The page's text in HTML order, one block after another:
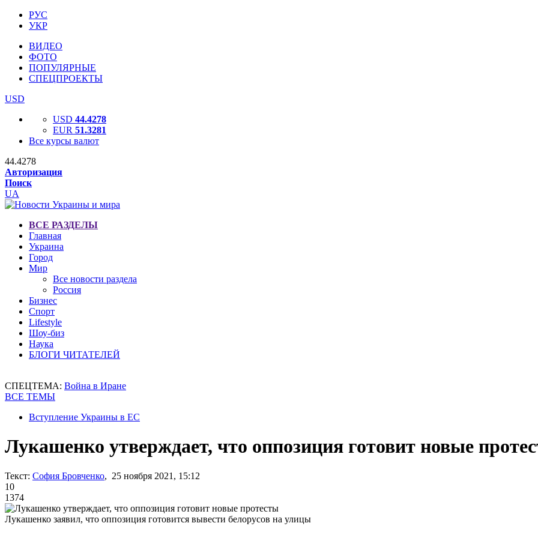
РУС
УКР
ВИДЕО
ФОТО
ПОПУЛЯРНЫЕ
СПЕЦПРОЕКТЫ
USD
USD 44.4278
EUR 51.3281
Все курсы валют
44.4278
Авторизация
Поиск
UA
ВСЕ РАЗДЕЛЫ
Главная
Украина
Город
Мир
Все новости раздела
Россия
Бизнес
Спорт
Lifestyle
Шоу-биз
Наука
БЛОГИ ЧИТАТЕЛЕЙ
СПЕЦТЕМА: Война в Иране
ВСЕ ТЕМЫ
Вступление Украины в ЕС
Лукашенко утверждает, что оппозиция готовит новые
Текст: София Бровченко, 25 ноября 2021, 15:12
10
1374
Лукашенко заявил, что оппозиция готовится вывести белорусов на улицы